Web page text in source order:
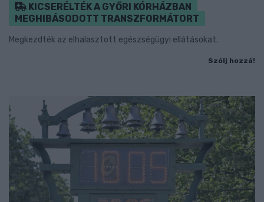
KICSERÉLTÉK A GYŐRI KÓRHÁZBAN
MEGHIBÁSODOTT TRANSZFORMÁTORT
Megkezdték az elhalasztott egészségügyi ellátásokat.
Szólj hozzá!